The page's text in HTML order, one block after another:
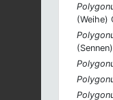
(Weihe)